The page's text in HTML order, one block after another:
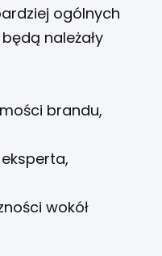
ogólnych
należały
brandu,
wokół